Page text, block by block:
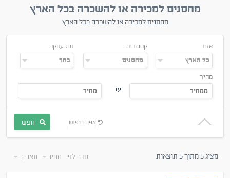
מחסנים למכירה או להשכרה בכל הארץ
מחסנים למכירה או להשכרה בכל הארץ
אזור קטגוריה סוג עסקה
מחיר
עד
חפש אפס חיפוש
מציג 5 מתוך 5 תוצאות סדר לפי מחיר תאריך